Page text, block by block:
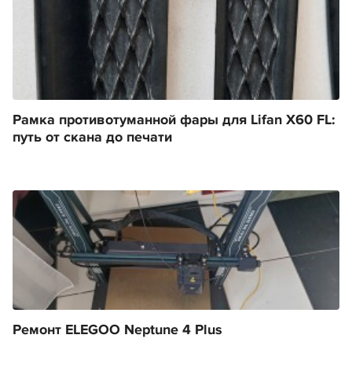
Рамка противотуманной фары для Lifan X60 FL:
путь от скана до печати
Ремонт ELEGOO Neptune 4 Plus